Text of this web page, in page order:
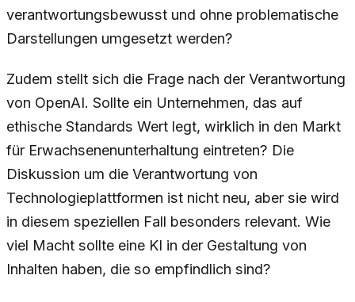
verantwortungsbewusst und ohne problematische
Darstellungen umgesetzt werden?
Zudem stellt sich die Frage nach der Verantwortung
von OpenAI. Sollte ein Unternehmen, das auf
ethische Standards Wert legt, wirklich in den Markt
für Erwachsenenunterhaltung eintreten? Die
Diskussion um die Verantwortung von
Technologieplattformen ist nicht neu, aber sie wird
in diesem speziellen Fall besonders relevant. Wie
viel Macht sollte eine KI in der Gestaltung von
Inhalten haben, die so empfindlich sind?